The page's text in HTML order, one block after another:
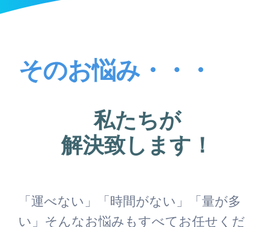
そのお悩み・・・
私たちが
解決致します！
「運べない」「時間がない」「量が多
い」そんなお悩みもすべてお任せくだ